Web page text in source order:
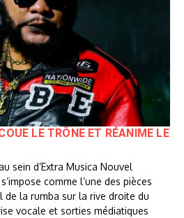
LE TRÔNE ET RÉANIME LE
sein d’Extra Musica Nouvel
comme l’une des pièces
de la rumba sur la rive droite du
vocale et sorties médiatiques